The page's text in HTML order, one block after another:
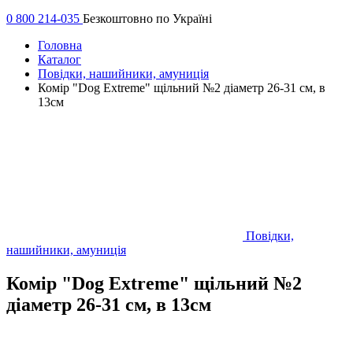
0 800 214-035 Безкоштовно по Україні
Головна
Каталог
Повідки, нашийники, амуниція
Комір "Dog Extremе" щільний №2 діаметр 26-31 см, в
13см
Повідки,
нашийники, амуниція
Комір "Dog Extremе" щільний №2
діаметр 26-31 см, в 13см